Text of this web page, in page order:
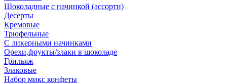
Шоколадные с начинкой (ассорти)
Десерты
Кремовые
Трюфельные
С ликерными начинками
Орехи,фрукты/злаки в шоколаде
Грильяж
Злаковые
Набор микс конфеты